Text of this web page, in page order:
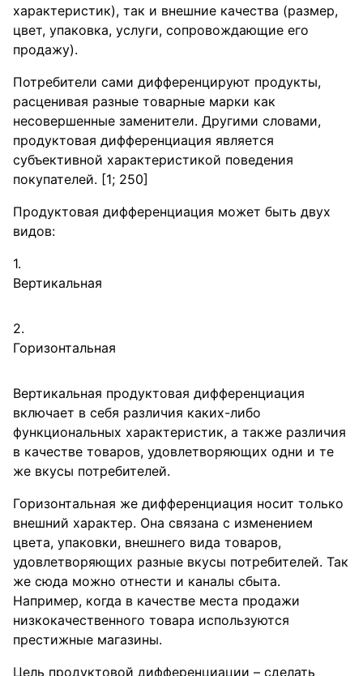
характеристик), так и внешние качества (размер,
цвет, упаковка, услуги, сопровождающие его
продажу).
Потребители сами дифференцируют продукты,
расценивая разные товарные марки как
несовершенные заменители. Другими словами,
продуктовая дифференциация является
субъективной характеристикой поведения
покупателей. [1; 250]
Продуктовая дифференциация может быть двух
видов:
Вертикальная
Горизонтальная
Вертикальная продуктовая дифференциация
включает в себя различия каких-либо
функциональных характеристик, а также различия
в качестве товаров, удовлетворяющих одни и те
же вкусы потребителей.
Горизонтальная же дифференциация носит только
внешний характер. Она связана с изменением
цвета, упаковки, внешнего вида товаров,
удовлетворяющих разные вкусы потребителей. Так
же сюда можно отнести и каналы сбыта.
Например, когда в качестве места продажи
низкокачественного товара используются
престижные магазины.
Цель продуктовой дифференциации – сделать